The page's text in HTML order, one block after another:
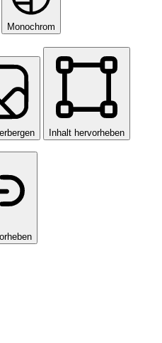
Monochrom
Inhalt hervorheben